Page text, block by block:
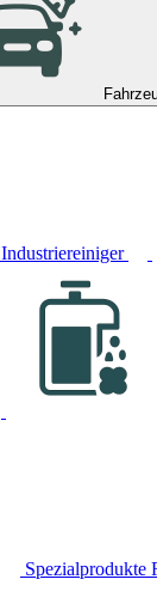
Industriereiniger
Spezialprodukte